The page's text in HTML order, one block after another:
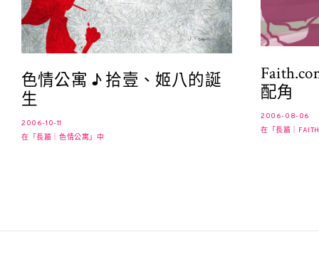
色情公寓 ♪ 拾壹、姬八的誕
生
2006-10-11
在「長篇｜色情公寓」中
配角
2006-08-06
在「長篇｜